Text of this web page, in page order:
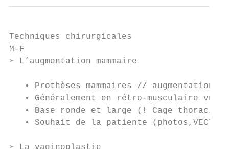
Techniques chirurgicales
M-F
➢ L’augmentation mammaire
• Prothèses mammaires // augmentation
• Généralement en rétro-musculaire vu
• Base ronde et large (! Cage
   • Souhait de la patiente (photos,VECTRA)